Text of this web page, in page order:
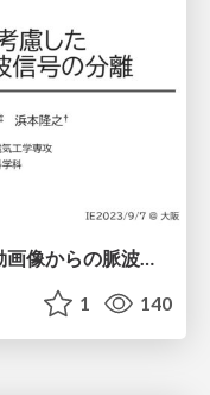
脈波の時間特性を考慮したRGB動画像からの脈波信号の分離
1 140